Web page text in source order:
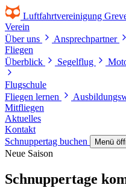
Luftfahrtvereinigung
Verein
Über uns
Ansprechpartner
Fliegen
Überblick
Segelflug
Flugschule
Fliegen lernen
Mitfliegen
Aktuelles
Kontakt
Schnuppertag buchen
Menü
Neue Saison
Schnuppertage